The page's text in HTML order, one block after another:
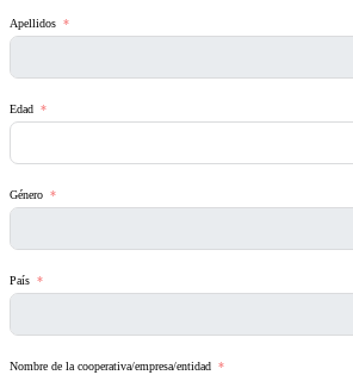
Apellidos
Edad
Género
País
Nombre de la cooperativa/empresa/entidad